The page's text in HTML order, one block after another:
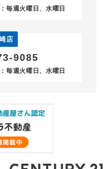
毎週火曜日、水曜日
店
9085
毎週火曜日、水曜日